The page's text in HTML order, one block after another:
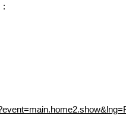
:
ce formulaire, vous concernant font l'objet
votre demande. la durée de conservation